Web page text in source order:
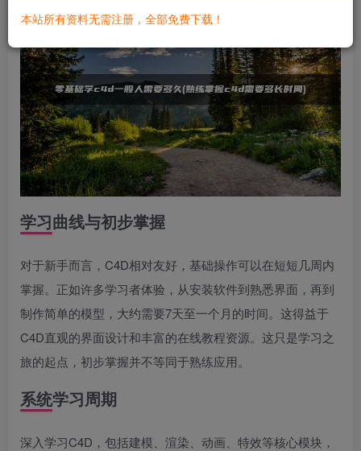
学习曲线与初步掌握
对于新手而言，C4D相对友好，基础操作可以在短短几周内
掌握。正如许多学习者体验，从安装软件到熟悉界面，再到
制作简单的模型，大约需要7天至一个月的时间。这得益于
C4D直观的界面设计和丰富的在线教程资源。这只是学习之
旅的起点，初步掌握并不等同于熟练应用。
系统学习周期
深入学习C4D，包括建模、渲染、动画、特效等核心模块，
本站所有资料无需注册，全部免费下载！